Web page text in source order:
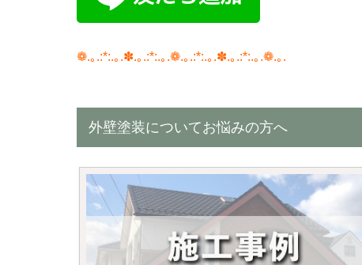
❁.｡.:*:.｡.✽.｡.:*:.｡.❁.｡.:*:.｡.✽.｡.:*:.｡.❁.｡.
外壁塗装についてお悩みの方へ